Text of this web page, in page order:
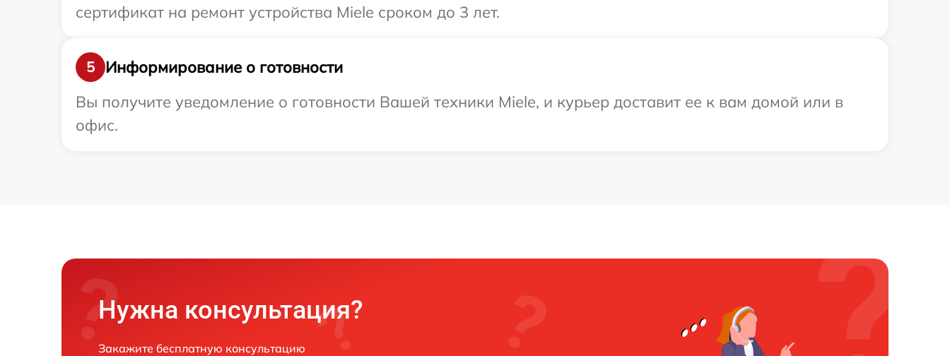
сертификат на ремонт устройства Miele сроком до 3 лет.
5
Информирование о готовности
Вы получите уведомление о готовности Вашей техники Miele, и курьер доставит ее к вам домой или в
офис.
Нужна консультация?
Закажите бесплатную консультацию